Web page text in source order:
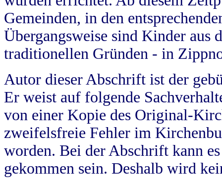
Gemeinden, in den
Übergangsweise sind Kinder aus
traditionellen Gründen - in
Autor dieser Abschrift ist der
Er weist auf folgende
von einer Kopie des Original-
zweifelsfreie Fehler im
worden. Bei der Abschrift kann
gekommen sein. Deshalb wird